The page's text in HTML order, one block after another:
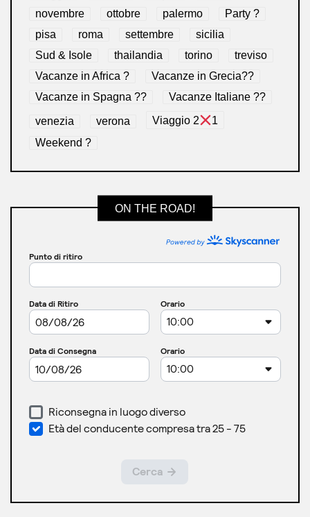
novembre
ottobre palermo
Party ?
pisa
roma settembre
sicilia
Sud & Isole
thailandia torino
treviso
Vacanze in Africa ?
Vacanze in Grecia??
Vacanze in Spagna ??
Vacanze Italiane ??
venezia verona Viaggio 2
1
Weekend ?
ON THE ROAD!